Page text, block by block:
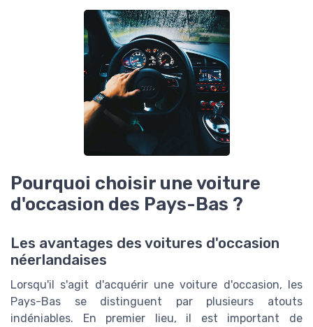
Pourquoi choisir une voiture
d'occasion des Pays-Bas ?
Les avantages des voitures d'occasion
néerlandaises
Lorsqu'il s'agit d'acquérir une voiture d'occasion, les
Pays-Bas se distinguent par plusieurs atouts
indéniables. En premier lieu, il est important de